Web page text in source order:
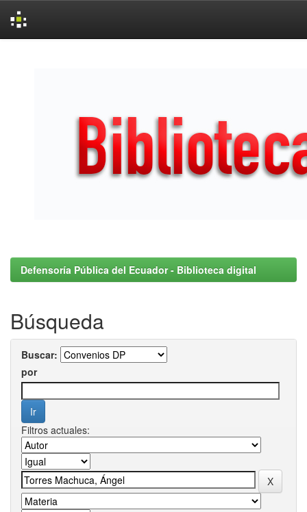
Defensoría Pública del Ecuador - Biblioteca digital
Búsqueda
Buscar:
por
Filtros actuales: